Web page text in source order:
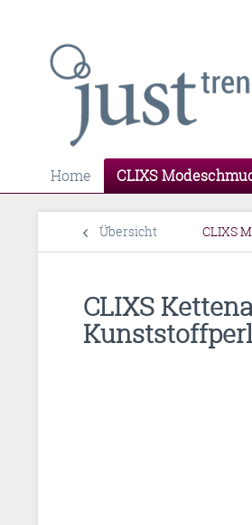
Home CLIXS
Übersicht CLIXS
CLIXS